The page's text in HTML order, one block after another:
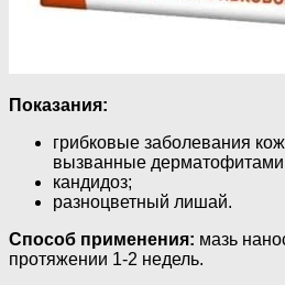
Показания:
грибковые заболевания
вызванные
кандидоз;
разноцветный лишай.
Способ применения: мазь
протяжении 1-2 недель.